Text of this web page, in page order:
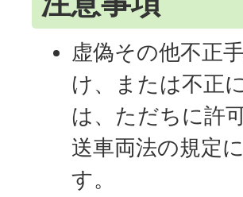
虚偽その他不正
け、または不正
は、ただちに許
送車両法の規定
す。